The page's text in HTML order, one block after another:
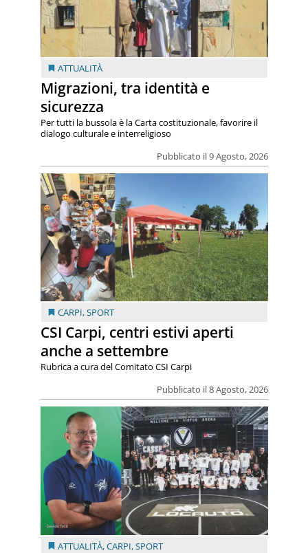
ATTUALITÀ
Migrazioni, tra identità e
sicurezza
Pubblicato il 9 Agosto, 2026
Per tutti la bussola è la Carta costituzionale, favorire il
dialogo culturale e interreligioso
CARPI,SPORT
CSI Carpi, centri estivi aperti
anche a settembre
Pubblicato il 8 Agosto, 2026
Rubrica a cura del Comitato CSI Carpi
ATTUALITÀ,CARPI,SPORT